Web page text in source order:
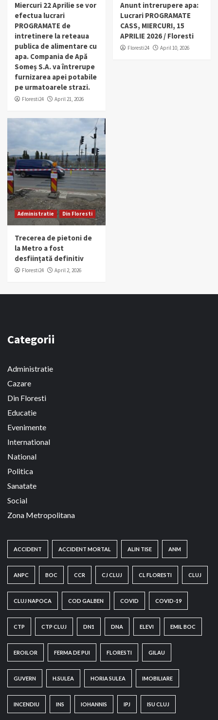
Miercuri 22 Aprilie se vor
efectua lucrari
PROGRAMATE de
intretinere la reteaua
publica de alimentare cu
apa. Compania de Apă
Someș S.A. va întrerupe
furnizarea apei potabile
pe urmatoarele strazi.
Floresti24 April 21, 2026
Anunt intrerupere apa:
Lucrari PROGRAMATE
CASS, MIERCURI, 15
APRILIE 2026 / Floresti
Floresti24 April 10, 2026
Administratie Din Floresti
Trecerea de pietoni de
la Metro a fost
desființată definitiv
Floresti24 April 2, 2026
Categorii
Administratie
Cazare
Din Floresti
Educatie
Evenimente
International
National
Politica
Sanatate
Social
Zona Metropolitana
ACCIDENT ACCIDENT MORTAL ALIN TISE ANM
ANPC BOC CCR CJ CLUJ CL FLORESTI CLUJ
CLUJ NAPOCA COD GALBEN COVID COVID-19
CTP CTP CLUJ DN1 DNA ELEVI EMIL BOC
EROILOR FERMA DE PUI FLORESTI GILAU
GUVERN H.SULEA HORIA SULEA IMOBILIARE
INCENDIU INS IOHANNIS IPJ ISU CLUJ